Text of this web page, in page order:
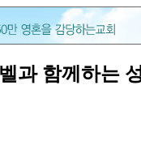
과 함께하는